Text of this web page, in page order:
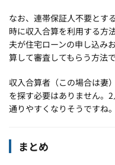
なお、連帯保証人不要とす
時に収入合算を利用する方
夫が住宅ローンの申し込み
算して審査してもらう方法で
収入合算者（この場合は妻
を探す必要はありません。
通りやすくなりそうですね。
まとめ